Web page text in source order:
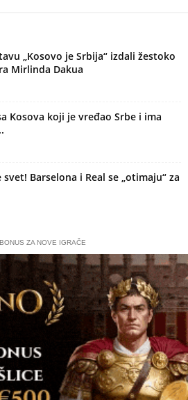
„Kosovo je Srbija“ izdali žestoko
Mirlinda Dakua
Kosova koji je vređao Srbe i ima
Barselona i Real se „otimaju“ za
ZA NOVE IGRAČE